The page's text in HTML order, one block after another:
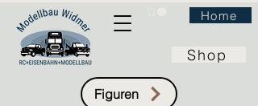
Home
Shop
Figuren